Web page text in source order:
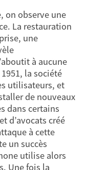
on observe une
La restauration
une
à aucune
la société
utilisateurs, et
de nouveaux
dans certains
d’avocats créé
à cette
un succès
utilise alors
Une fois la